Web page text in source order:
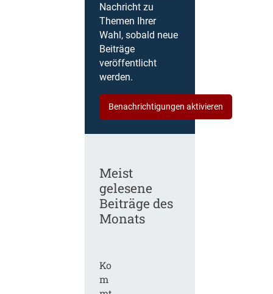
Nachricht zu
Themen Ihrer
Wahl, sobald neue
Beiträge
veröffentlicht
werden.
Benachrichtigungen aktivieren
Meist
gelesene
Beiträge des
Monats
Ko
m